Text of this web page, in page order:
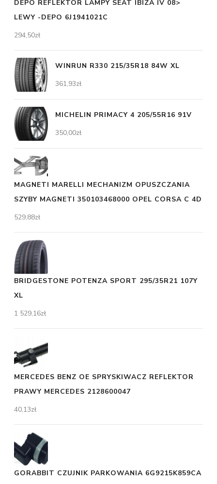
DEPO REFLEKTOR LAMPY SEAT IBIZA IV 08>
LEWY -DEPO 6J1941021C
294,50zł
WINRUN R330 215/35R18 84W XL
361,93zł
MICHELIN PRIMACY 4 205/55R16 91V
350,00zł
MAGNETI MARELLI MECHANIZM OPUSZCZANIA
SZYBY MAGNETI 350103468000 OPEL CORSA C 4D
529,88zł
BRIDGESTONE POTENZA SPORT 295/35R21 107Y
XL
1 529,16zł
MERCEDES BENZ OE SPRYSKIWACZ REFLEKTOR
PRAWY MERCEDES 2128600047
40,13zł
GORABBIT CZUJNIK PARKOWANIA 6G9215K859CA